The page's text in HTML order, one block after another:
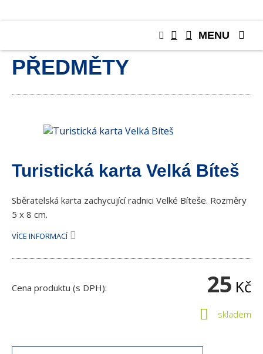
SBĚRATELSKÉ
PŘEDMĚTY
Turistická karta Velká Bíteš
Sběratelská karta zachycující radnici Velké Bíteše. Rozměry
5 x 8 cm.
VÍCE INFORMACÍ
Cena produktu (s DPH): 25 Kč
skladem
MENU